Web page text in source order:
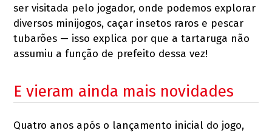
ser visitada pelo jogador, onde podemos explorar
diversos minijogos, caçar insetos raros e pescar
tubarões — isso explica por que a tartaruga não
assumiu a função de prefeito dessa vez!
E vieram ainda mais novidades
Quatro anos após o lançamento inicial do jogo,